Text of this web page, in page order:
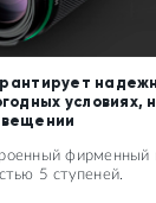
условиях,
фирменный
5 ступеней.